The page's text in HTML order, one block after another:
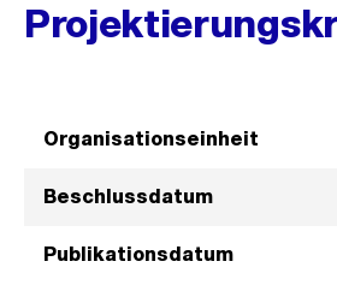
Organisationseinheit
Beschlussdatum
Publikationsdatum